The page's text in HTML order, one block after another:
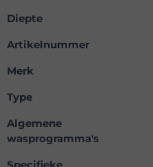
Diepte
Artikelnummer
Merk
Type
Algemene
wasprogramma's